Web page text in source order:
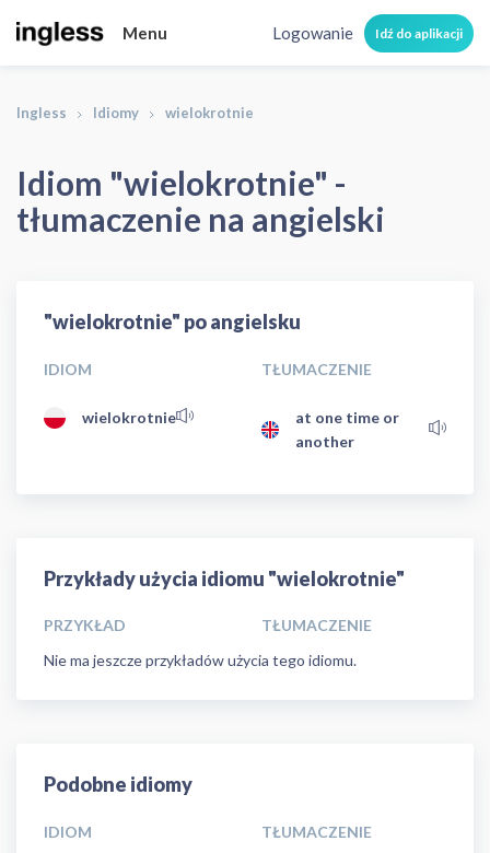
Menu Logowanie Idź do aplikacji
Ingless Idiomy wielokrotnie
Idiom "wielokrotnie" -
tłumaczenie na angielski
"wielokrotnie" po angielsku
IDIOM TŁUMACZENIE
wielokrotnie
at one time or
another
Przykłady użycia idiomu "wielokrotnie"
PRZYKŁAD
TŁUMACZENIE
Nie ma jeszcze przykładów użycia tego idiomu.
Podobne idiomy
IDIOM TŁUMACZENIE